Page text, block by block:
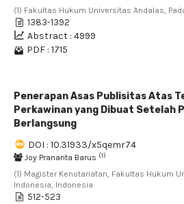
(1) Fakultas Hukum Universitas Andalas,
1383-1392
Abstract : 4999
PDF : 1715
Penerapan Asas Publisitas Atas
Perkawinan yang Dibuat Setelah
Berlangsung
DOI : 10.31933/x5qemr74
Joy Prananta Barus (1)
(1) Magister Kenotariatan, Fakultas Hukum
Indonesia, Indonesia
512-523